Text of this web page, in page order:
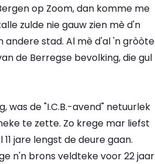
op Zoom, dan komme me
zulde nie gauw zien mè d'n
andere stad. Al mè d'al 'n gròòte
de Berregse bevolking, die gul
de "I.C.B.-avend" netuurlek
te zette. Zo krege mar liefst
jare lengst de deure gaan.
n'n brons veldteke voor 22 jaar